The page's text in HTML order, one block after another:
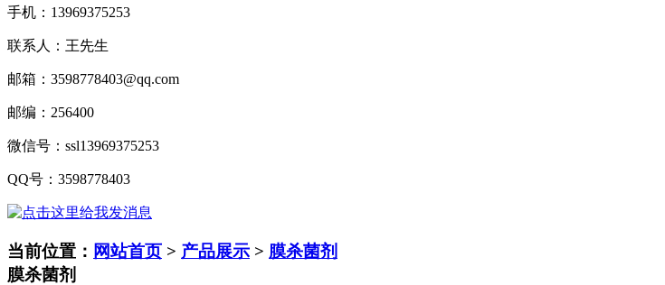
手机： 13969375253
联系人：王先生
邮箱： 3598778403@qq.com
邮编： 256400
微信号： ssl13969375253
QQ号： 3598778403
当前位置： 网站首页 > 产品展示 > 膜杀菌剂
膜杀菌剂